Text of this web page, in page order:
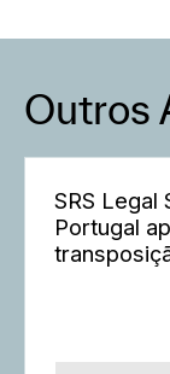
Outros
SRS Legal
Portugal